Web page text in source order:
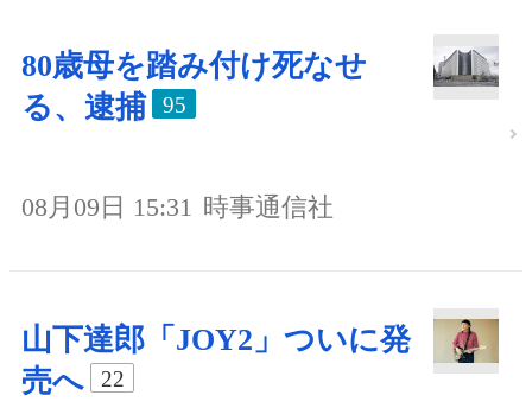
80歳母を踏み付け死なせ
る、逮捕
95
08月09日 15:31 時事通信社
山下達郎「JOY2」ついに発
売へ
22